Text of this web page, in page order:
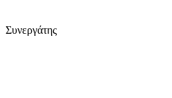
Συνεργάτης